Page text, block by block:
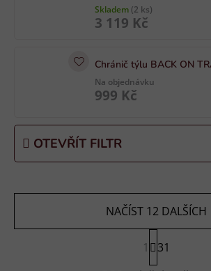
Skladem (2 ks)
3 119 Kč
Chránič týlu BACK ON
Na objednávku
999 Kč
OTEVŘÍT FILTR
O
NAČÍST 12 DALŠÍCH
S
t
r
1 31